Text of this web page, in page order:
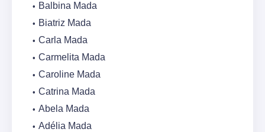
Balbina Mada
Biatriz Mada
Carla Mada
Carmelita Mada
Caroline Mada
Catrina Mada
Abela Mada
Adélia Mada